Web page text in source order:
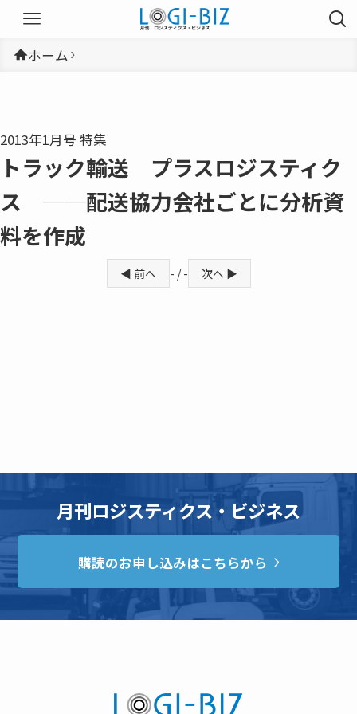
ホーム
2013年1月号 特集
トラック輸送 プラスロジスティク
ス ──配送協力会社ごとに分析資
料を作成
◀ 前へ - / - 次へ ▶
月刊ロジスティクス・ビジネス
購読のお申し込みはこちらから